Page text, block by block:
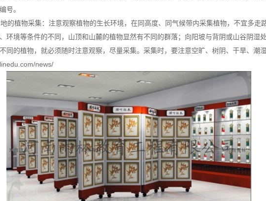
号。
的植物采集：注意观察植物的生长环境，在同高度、同气候带内采集植物，不宜多走
环境等条件的不同，山顶和山麓的植物显然有不同的群落；向阳坡与背阴或山谷阴湿
同的植物，就必须随时注意观察，尽量采集。采集时，要注意空旷、树阴、干旱、潮
news/